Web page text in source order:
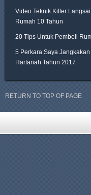
Video Teknik Killer
Rumah 10 Tahun
20 Tips Untuk Pembeli
5 Perkara Saya
Hartanah Tahun 2017
RETURN TO TOP OF PAGE